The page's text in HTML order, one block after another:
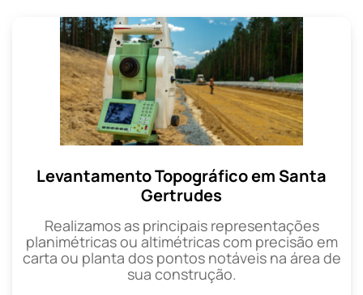
Levantamento Topográfico em Santa
Gertrudes
Realizamos as principais representações
planimétricas ou altimétricas com precisão em
carta ou planta dos pontos notáveis na área de
sua construção.